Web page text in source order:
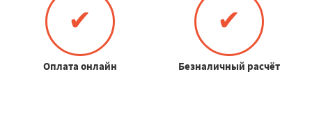
✔
Оплата онлайн
✔
Безналичный расчёт